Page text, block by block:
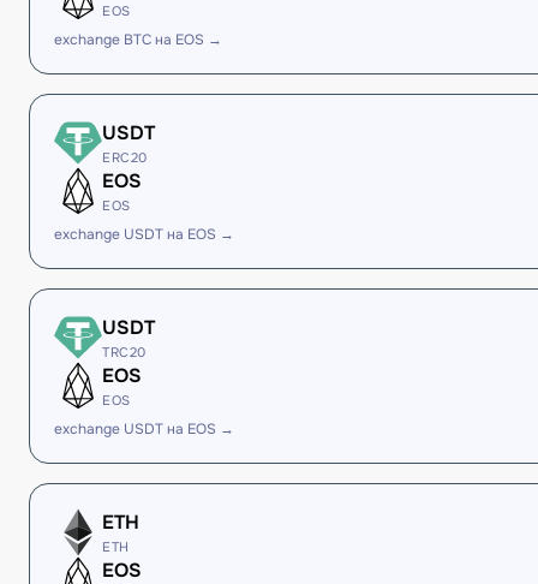
EOS
exchange BTC на EOS →
USDT
ERC20
EOS
EOS
exchange USDT на EOS →
USDT
TRC20
EOS
EOS
exchange USDT на EOS →
ETH
ETH
EOS